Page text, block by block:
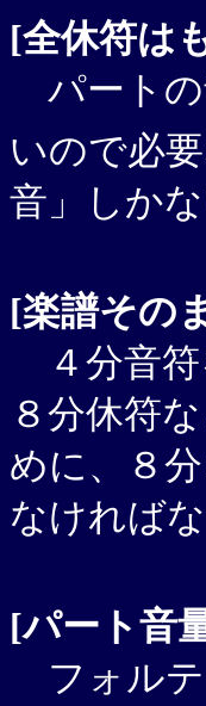
[全休符は
パートの
いので必
音」しかな
[楽譜その
４分音符
８分休符
めに、８
なければな
[パート音
フォルテ